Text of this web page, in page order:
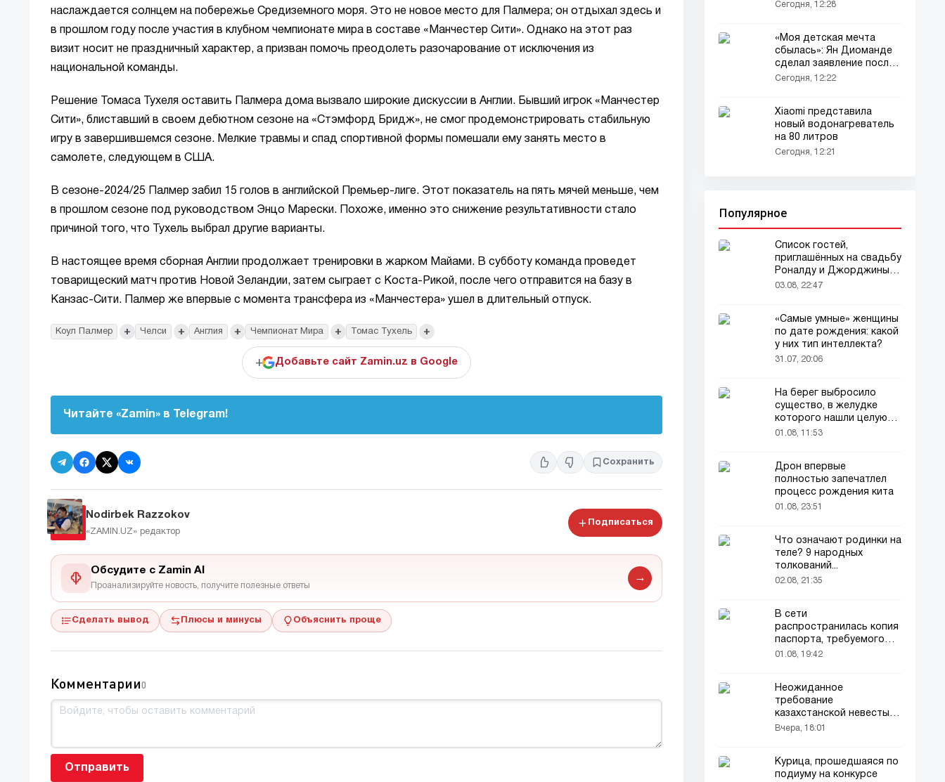
наслаждается солнцем на побережье Средиземного моря. Это не новое место для Палмера; он отдыхал здесь и
в прошлом году после участия в клубном чемпионате мира в составе «Манчестер Сити». Однако на этот раз
визит носит не праздничный характер, а призван помочь преодолеть разочарование от исключения из
национальной команды.
Решение Томаса Тухеля оставить Палмера дома вызвало широкие дискуссии в Англии. Бывший игрок «Манчестер
Сити», блиставший в своем дебютном сезоне на «Стэмфорд Бридж», не смог продемонстрировать стабильную
игру в завершившемся сезоне. Мелкие травмы и спад спортивной формы помешали ему занять место в
самолете, следующем в США.
В сезоне-2024/25 Палмер забил 15 голов в английской Премьер-лиге. Этот показатель на пять мячей меньше, чем
в прошлом сезоне под руководством Энцо Марески. Похоже, именно это снижение результативности стало
причиной того, что Тухель выбрал другие варианты.
В настоящее время сборная Англии продолжает тренировки в жарком Майами. В субботу команда проведет
товарищеский матч против Новой Зеландии, затем сыграет с Коста-Рикой, после чего отправится на базу в
Канзас-Сити. Палмер же впервые с момента трансфера из «Манчестера» ушел в длительный отпуск.
Коул Палмер + Челси + Англия + Чемпионат Мира + Томас Тухель +
+ Добавьте сайт Zamin.uz в Google
Читайте «Zamin» в Telegram!
Сохранить
Nodirbek Razzokov
«ZAMIN.UZ» редактор
Подписаться
Обсудите с Zamin AI
Проанализируйте новость, получите полезные ответы
→
Сделать вывод Плюсы и минусы Объяснить проще
Комментарии0
Отправить
тысяч: рейтинг регионов
Сегодня, 12:28
«Моя детская мечта
сбылась»: Ян Диоманде
сделал заявление после
перехода в «Реал»
Сегодня, 12:22
Xiaomi представила
новый водонагреватель
на 80 литров
Сегодня, 12:21
Популярное
Список гостей,
приглашённых на свадьбу
Роналду и Джорджины,
вызвал ажиотаж
03.08, 22:47
«Самые умные» женщины
по дате рождения: какой
у них тип интеллекта?
31.07, 20:06
На берег выбросило
существо, в желудке
которого нашли целую
добычу
01.08, 11:53
Дрон впервые
полностью запечатлел
процесс рождения кита
01.08, 23:51
Что означают родинки на
теле? 9 народных
толкований...
02.08, 21:35
В сети
распространилась копия
паспорта, требуемого
для домашних животных
01.08, 19:42
Неожиданное
требование
казахстанской невесты в
качестве махра удивило
Вчера, 18:01
Курица, прошедшаяся по
подиуму на конкурсе